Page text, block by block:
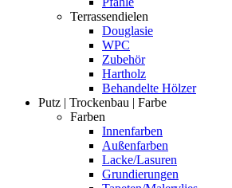
Terrassendielen
Douglasie
WPC
Zubehör
Hartholz
Behandelte Hölzer
Putz | Trockenbau | Farbe
Farben
Innenfarben
Außenfarben
Lacke/Lasuren
Grundierungen